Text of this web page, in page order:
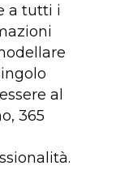
a tutti i
al
365